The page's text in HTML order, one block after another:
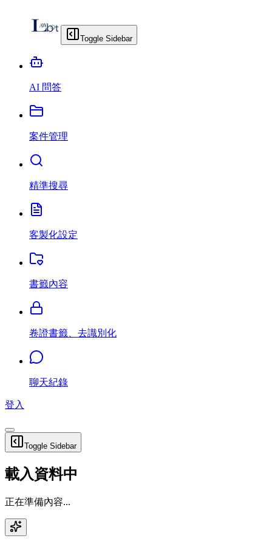
Toggle Sidebar
AI 問答
案件管理
精準搜尋
客製化設定
書籤內容
卷證書籤、去識別化
聊天紀錄
登入
Toggle Sidebar
載入資料中
正在準備內容...